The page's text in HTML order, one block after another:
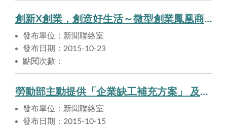
創新X創業，創造好生活～微型創業鳳凰商展。
發布單位：新聞聯絡室
發布日期：2015-10-23
點閱次數：
勞動部主動提供「企業缺工補充方案」 及「客製化訓練」解決產業缺工問題。
發布單位：新聞聯絡室
發布日期：2015-10-15